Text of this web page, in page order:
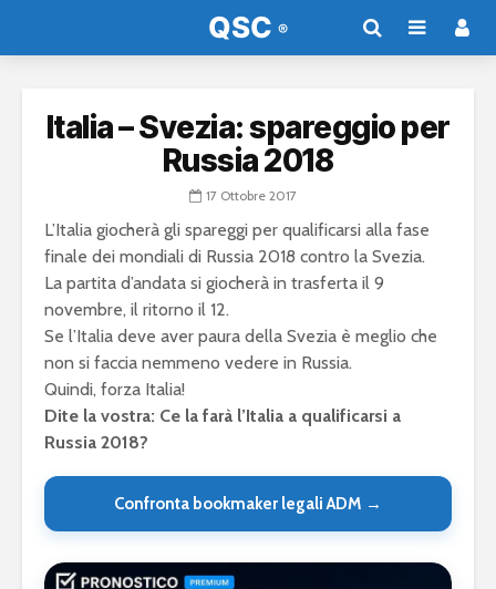
Italia – Svezia: spareggio per
Russia 2018
17 Ottobre 2017
L’Italia giocherà gli spareggi per qualificarsi alla fase
finale dei mondiali di Russia 2018 contro la Svezia.
La partita d’andata si giocherà in trasferta il 9
novembre, il ritorno il 12.
Se l’Italia deve aver paura della Svezia è meglio che
non si faccia nemmeno vedere in Russia.
Quindi, forza Italia!
Dite la vostra: Ce la farà l’Italia a qualificarsi a
Russia 2018?
Confronta bookmaker legali ADM →